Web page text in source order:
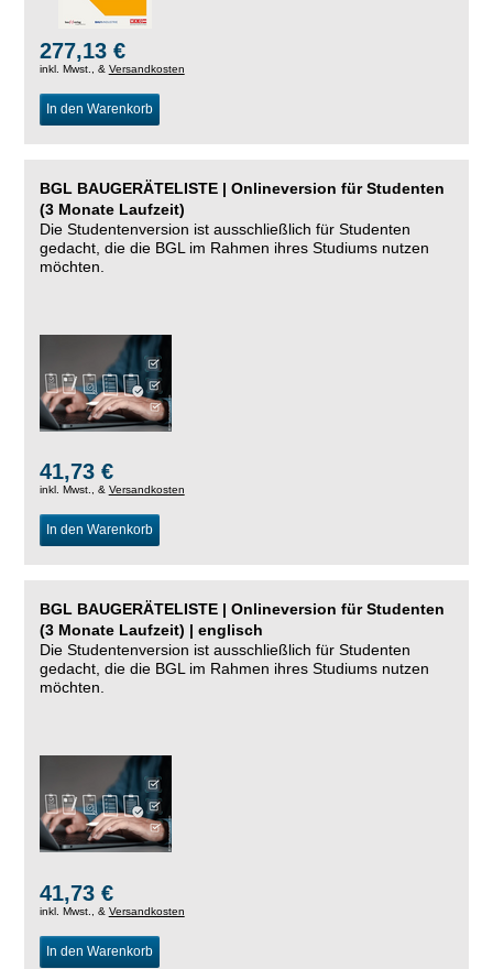
277,13 €
inkl. Mwst., & Versandkosten
In den Warenkorb
BGL BAUGERÄTELISTE | Onlineversion für Studenten
(3 Monate Laufzeit)
Die Studentenversion ist ausschließlich für Studenten
gedacht, die die BGL im Rahmen ihres Studiums nutzen
möchten.
41,73 €
inkl. Mwst., & Versandkosten
In den Warenkorb
BGL BAUGERÄTELISTE | Onlineversion für Studenten
(3 Monate Laufzeit) | englisch
Die Studentenversion ist ausschließlich für Studenten
gedacht, die die BGL im Rahmen ihres Studiums nutzen
möchten.
41,73 €
inkl. Mwst., & Versandkosten
In den Warenkorb